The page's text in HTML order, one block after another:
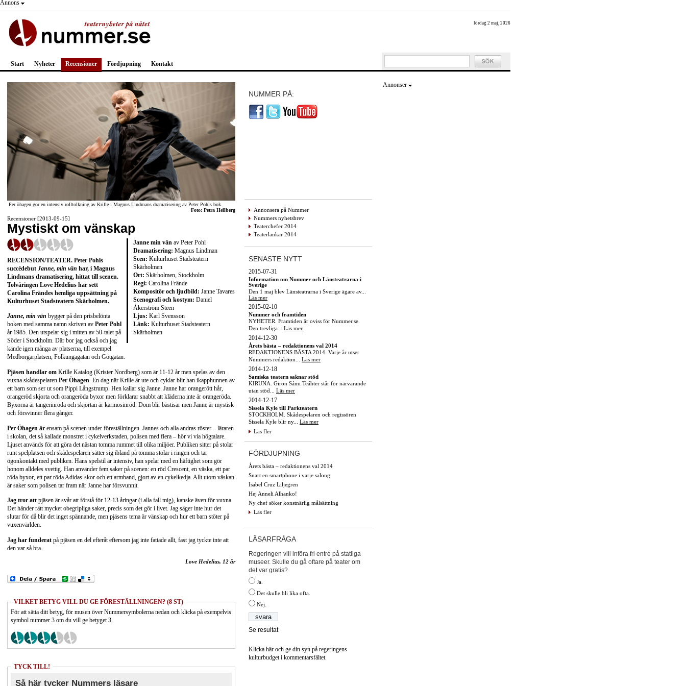
Annons
lördag 2 maj, 2026
Start Nyheter Recensioner Fördjupning Kontakt
Per öhagen gör en intensiv rolltolkning av Krille i Magnus Lindmans dramatisering av Peter Pohls bok.
Foto: Petra Hellberg
Recensioner [2013-09-15]
Mystiskt om vänskap
Janne min vän av Peter Pohl
Dramatisering: Magnus Lindman
Scen: Kulturhuset Stadsteatern
Skärholmen
Ort: Skärholmen, Stockholm
Regi: Carolina Frände
Kompositör och ljudbild: Janne Tavares
Scenografi och kostym: Daniel
Åkerström Steen
Ljus: Karl Svensson
Länk: Kulturhuset Stadsteatern
Skärholmen
RECENSION/TEATER. Peter Pohls
succédebut Janne, min vän har, i Magnus
Lindmans dramatisering, hittat till scenen.
Tolvåringen Love Hedelius har sett
Carolina Frändes hemliga uppsättning på
Kulturhuset Stadsteatern Skärholmen.
Janne, min vän bygger på den prisbelönta
boken med samma namn skriven av Peter Pohl
år 1985. Den utspelar sig i mitten av 50-talet på
Söder i Stockholm. Där bor jag också och jag
kände igen många av platserna, till exempel
Medborgarplatsen, Folkungagatan och Götgatan.
Pjäsen handlar om Krille Katalog (Krister Nordberg) som är 11-12 år men spelas av den
vuxna skådespelaren Per Öhagen. En dag när Krille är ute och cyklar blir han ikapphunnen av
ett barn som ser ut som Pippi Långstrump. Hen kallar sig Janne. Janne har orangerött hår,
orangeröd skjorta och orangeröda byxor men förklarar snabbt att kläderna inte är orangeröda.
Byxorna är tangerinröda och skjortan är karmosinröd. Dom blir bästisar men Janne är mystisk
och försvinner flera gånger.
Per Öhagen är ensam på scenen under föreställningen. Jannes och alla andras röster – läraren
i skolan, det så kallade monstret i cykelverkstaden, polisen med flera – hör vi via högtalare.
Ljuset används för att göra det nästan tomma rummet till olika miljöer. Publiken sitter på stolar
runt spelplatsen och skådespelaren sätter sig ibland på tomma stolar i ringen och tar
ögonkontakt med publiken. Hans spelstil är intensiv, han spelar med en häftighet som gör
honom alldeles svettig. Han använder fem saker på scenen: en röd Crescent, en väska, ett par
röda byxor, ett par röda Adidas-skor och ett armband, gjort av en cykelkedja. Allt utom väskan
är saker som polisen tar fram när Janne har försvunnit.
Jag tror att pjäsen är svår att förstå för 12-13 åringar (i alla fall mig), kanske även för vuxna.
Det händer rätt mycket obegripliga saker, precis som det gör i livet. Jag säger inte hur det
slutar för då blir det inget spännande, men pjäsens tema är vänskap och hur ett barn stöter på
vuxenvärlden.
Jag har funderat på pjäsen en del efteråt eftersom jag inte fattade allt, fast jag tyckte inte att
den var så bra.
Love Hedelius, 12 år
VILKET BETYG VILL DU GE FÖRESTÄLLNINGEN? (8 ST)
För att sätta ditt betyg, för musen över Nummersymbolerna nedan och klicka på exempelvis
symbol nummer 3 om du vill ge betyget 3.
TYCK TILL!
Så här tycker Nummers läsare
NUMMER PÅ:
Annonsera på Nummer
Nummers nyhetsbrev
Teaterchefer 2014
Teaterlänkar 2014
SENASTE NYTT
2015-07-31
Information om Nummer och Länsteatrarna i
Sverige
Den 1 maj blev Länsteatrarna i Sverige ägare av...
Läs mer
2015-02-10
Nummer och framtiden
NYHETER. Framtiden är oviss för Nummer.se.
Den trevliga... Läs mer
2014-12-30
Årets bästa – redaktionens val 2014
REDAKTIONENS BÄSTA 2014. Varje år utser
Nummers redaktion... Läs mer
2014-12-18
Samiska teatern saknar stöd
KIRUNA. Giron Sámi Teáhter står för närvarande
utan stöd... Läs mer
2014-12-17
Sissela Kyle till Parkteatern
STOCKHOLM. Skådespelaren och regissören
Sissela Kyle blir ny... Läs mer
Läs fler
FÖRDJUPNING
Årets bästa – redaktionens val 2014
Snart en smartphone i varje salong
Isabel Cruz Liljegren
Hej Anneli Alhanko!
Ny chef söker konstnärlig målsättning
Läs fler
LÄSARFRÅGA
Regeringen vill införa fri entré på statliga
museer. Skulle du gå oftare på teater om
det var gratis?
Ja.
Det skulle bli lika ofta.
Nej.
Se resultat
Klicka här och ge din syn på regeringens
kulturbudget i kommentarsfältet.
Annonser